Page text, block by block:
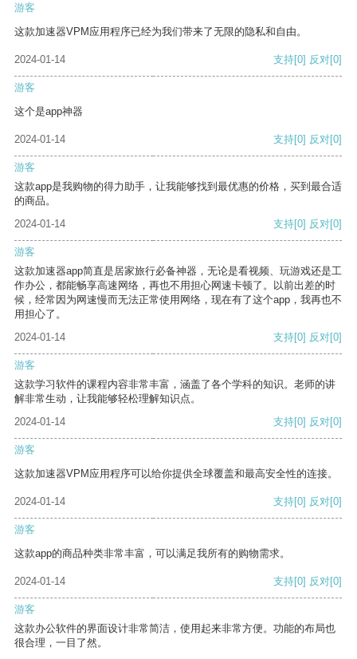
游客
这款加速器VPM应用程序已经为我们带来了无限的隐私和自由。
2024-01-14 支持[0] 反对[0]
游客
这个是app神器
2024-01-14 支持[0] 反对[0]
游客
这款app是我购物的得力助手，让我能够找到最优惠的价格，买到最合适
的商品。
2024-01-14
支持[0] 反对[0]
游客
这款加速器app简直是居家旅行必备神器，无论是看视频、玩游戏还是工
作办公，都能畅享高速网络，再也不用担心网速卡顿了。以前出差的时
候，经常因为网速慢而无法正常使用网络，现在有了这个app，我再也不
用担心了。
2024-01-14
支持[0] 反对[0]
游客
这款学习软件的课程内容非常丰富，涵盖了各个学科的知识。老师的讲
解非常生动，让我能够轻松理解知识点。
2024-01-14
支持[0] 反对[0]
游客
这款加速器VPM应用程序可以给你提供全球覆盖和最高安全性的连接。
2024-01-14 支持[0] 反对[0]
游客
这款app的商品种类非常丰富，可以满足我所有的购物需求。
2024-01-14 支持[0] 反对[0]
游客
这款办公软件的界面设计非常简洁，使用起来非常方便。功能的布局也
很合理，一目了然。